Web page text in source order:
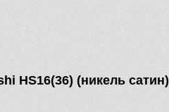
HS16(36) (никель сатин)